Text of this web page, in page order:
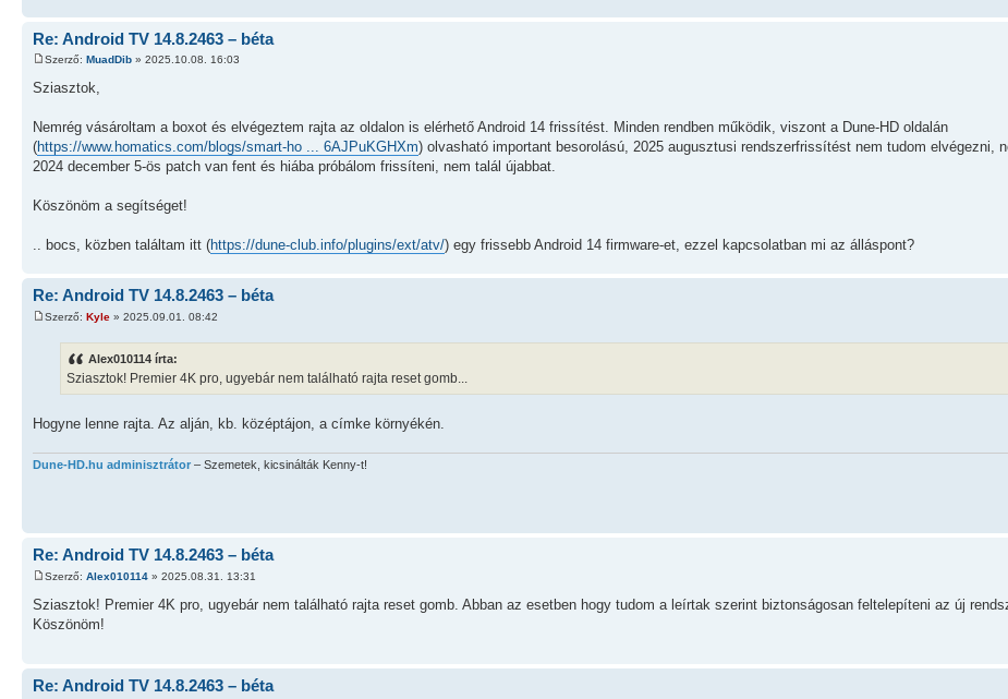
Re: Android TV 14.8.2463 – béta
Szerző: MuadDib » 2025.10.08. 16:03
Sziasztok,
Nemrég vásároltam a boxot és elvégeztem rajta az oldalon is elérhető Android 14 frissítést. Minden rendben működik, viszont a Dune-HD oldalán
(https://www.homatics.com/blogs/smart-ho ... 6AJPuKGHXm) olvasható important besorolású, 2025 augusztusi rendszerfrissítést nem tudom elvégezni,
2024 december 5-ös patch van fent és hiába próbálom frissíteni, nem talál újabbat.
Köszönöm a segítséget!
.. bocs, közben találtam itt (https://dune-club.info/plugins/ext/atv/) egy frissebb Android 14 firmware-et, ezzel kapcsolatban mi az álláspont?
Re: Android TV 14.8.2463 – béta
Szerző: Kyle » 2025.09.01. 08:42
Alex010114 írta:
Sziasztok! Premier 4K pro, ugyebár nem található rajta reset gomb...
Hogyne lenne rajta. Az alján, kb. középtájon, a címke környékén.
Dune-HD.hu adminisztrátor – Szemetek, kicsinálták Kenny-t!
Re: Android TV 14.8.2463 – béta
Szerző: Alex010114 » 2025.08.31. 13:31
Sziasztok! Premier 4K pro, ugyebár nem található rajta reset gomb. Abban az esetben hogy tudom a leírtak szerint biztonságosan feltelepíteni az új
Köszönöm!
Re: Android TV 14.8.2463 – béta